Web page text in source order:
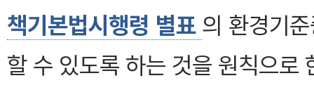
책기본법시행령 별표 의 환경기
할 수 있도록 하는 것을 원칙으로